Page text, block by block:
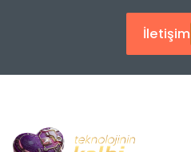
İletişim